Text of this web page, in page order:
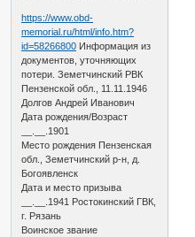
https://www.obd-
memorial.ru/html/info.htm?
id=58266800 Информация из
документов, уточняющих
потери. Земетчинский РВК
Пензенской обл., 11.11.1946
Долгов Андрей Иванович
Дата рождения/Возраст
__.__.1901
Место рождения Пензенская
обл., Земетчинский р-н, д.
Богоявленск
Дата и место призыва
__.__.1941 Ростокинский ГВК,
г. Рязань
Воинское звание